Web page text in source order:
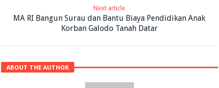
Next article
MA RI Bangun Surau dan Bantu Biaya Pendidikan Anak
Korban Galodo Tanah Datar
ABOUT THE AUTHOR